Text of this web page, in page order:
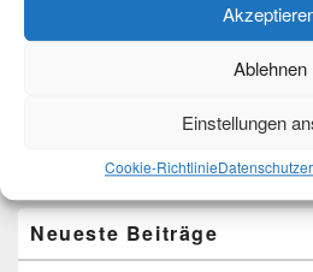
Ablehnen
Einstellungen
Cookie-Richtlinie
Neueste Beiträge